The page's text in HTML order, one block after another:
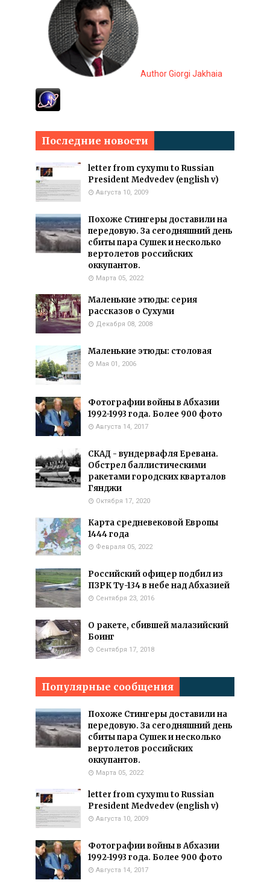
Author Giorgi Jakhaia
Последние новости
letter from cyxymu to Russian
President Medvedev (english v)
Августа 10, 2009
Похоже Стингеры доставили на
передовую. За сегодняшний день
сбиты пара Сушек и несколько
вертолетов российских
оккупантов.
Марта 05, 2022
Маленькие этюды: серия
рассказов о Сухуми
Декабря 08, 2008
Маленькие этюды: столовая
Мая 01, 2006
Фотографии войны в Абхазии
1992-1993 года. Более 900 фото
Августа 14, 2017
СКАД - вундервафля Еревана.
Обстрел баллистическими
ракетами городских кварталов
Гянджи
Октября 17, 2020
Карта средневековой Европы
1444 года
Февраля 05, 2022
Российский офицер подбил из
ПЗРК Ту-134 в небе над Абхазией
Сентября 23, 2016
О ракете, сбившей малазийский
Боинг
Сентября 17, 2018
Популярные сообщения
Похоже Стингеры доставили на
передовую. За сегодняшний день
сбиты пара Сушек и несколько
вертолетов российских
оккупантов.
Марта 05, 2022
letter from cyxymu to Russian
President Medvedev (english v)
Августа 10, 2009
Фотографии войны в Абхазии
1992-1993 года. Более 900 фото
Августа 14, 2017